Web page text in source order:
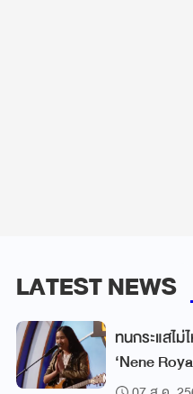
LATEST NEWS
ทนกระแสไ
‘Nene